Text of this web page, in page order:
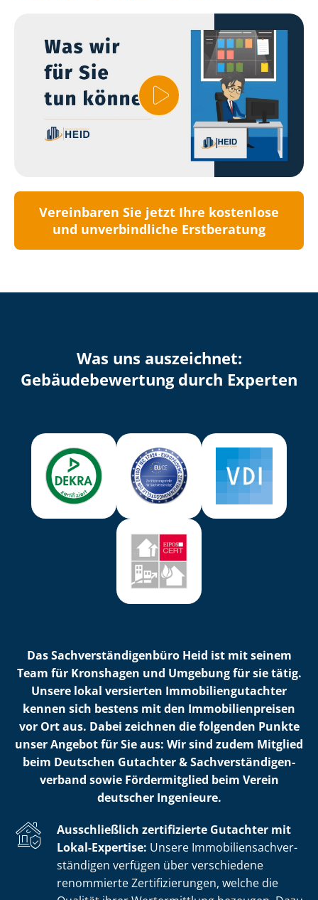
Vereinbaren Sie jetzt Ihre kostenlose
und unverbindliche Erstberatung
Was uns auszeichnet:
Ge­bäu­de­be­wer­tung durch Experten
Das Sach­ver­stän­di­gen­bü­ro Heid ist mit seinem
Team für Kronshagen und Umgebung für sie tätig.
Unsere lokal versierten Im­mo­bi­li­en­gut­ach­ter
kennen sich bestens mit den Im­mo­bi­li­en­prei­sen
vor Ort aus. Dabei zeichnen die folgenden Punkte
unser Angebot für Sie aus: Wir sind zudem Mitglied
beim Deutschen Gutachter & Sach­ver­stän­di­gen­
ver­band sowie Fördermitglied beim Verein
deutscher Ingenieure.
Ausschließlich zertifizierte Gutachter mit
Lokal-Expertise: Unsere Im­mo­bi­li­en­sach­ver­
stän­di­gen verfügen über verschiedene
renommierte Zer­ti­fi­zie­run­gen, welche die